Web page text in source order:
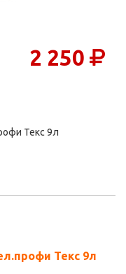
2 250
Текс 9л
Текс 9л